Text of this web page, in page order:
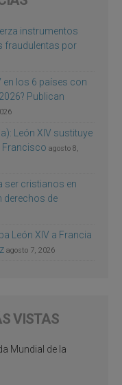
instrumentos
fraudulentas por
en los 6 países con
Publican
León XIV sustituye
Francisco agosto 8,
ser cristianos en
derechos de
León XIV a Francia
agosto 7, 2026
VISTAS
Mundial de la